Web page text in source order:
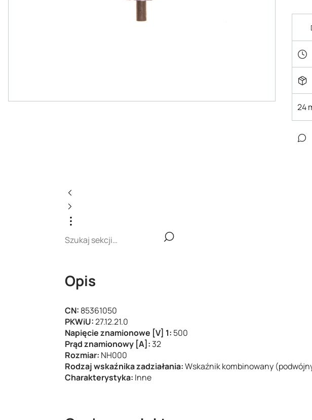
24
Opis
CN: 85361050
PKWiU:27.12.21.0
Napięcie znamionowe [V] 1: 500
Prąd znamionowy [A]: 32
Rozmiar: NH000
Rodzaj wskaźnika zadziałania:Wskaźnik kombinowany
Charakterystyka: Inne